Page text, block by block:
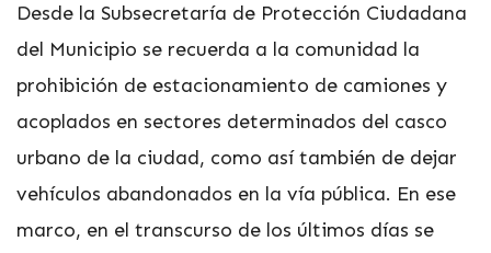
Desde la Subsecretaría de Protección Ciudadana
del Municipio se recuerda a la comunidad la
prohibición de estacionamiento de camiones y
acoplados en sectores determinados del casco
urbano de la ciudad, como así también de dejar
vehículos abandonados en la vía pública. En ese
marco, en el transcurso de los últimos días se